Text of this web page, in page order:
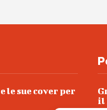
le sue cover per
il